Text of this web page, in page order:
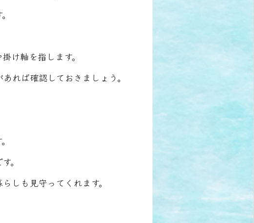
け軸を指します。
れば確認しておきましょう。
。
しも見守ってくれます。